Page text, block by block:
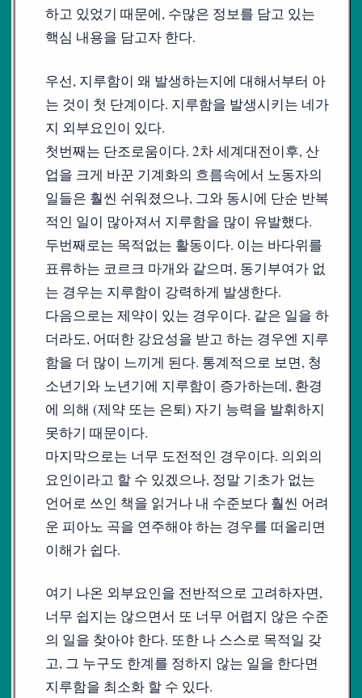
하고 있었기 때문에, 수많은 정보를 담고 있는
핵심 내용을 담고자 한다.
우선, 지루함이 왜 발생하는지에 대해서부터 아
는 것이 첫 단계이다. 지루함을 발생시키는 네가
지 외부요인이 있다.
첫번째는 단조로움이다. 2차 세계대전이후, 산
업을 크게 바꾼 기계화의 흐름속에서 노동자의
일들은 훨씬 쉬워졌으나, 그와 동시에 단순 반복
적인 일이 많아져서 지루함을 많이 유발했다.
두번째로는 목적없는 활동이다. 이는 바다위를
표류하는 코르크 마개와 같으며, 동기부여가 없
는 경우는 지루함이 강력하게 발생한다.
다음으로는 제약이 있는 경우이다. 같은 일을 하
더라도, 어떠한 강요성을 받고 하는 경우엔 지루
함을 더 많이 느끼게 된다. 통계적으로 보면, 청
소년기와 노년기에 지루함이 증가하는데, 환경
에 의해 (제약 또는 은퇴) 자기 능력을 발휘하지
못하기 때문이다.
마지막으로는 너무 도전적인 경우이다. 의외의
요인이라고 할 수 있겠으나, 정말 기초가 없는
언어로 쓰인 책을 읽거나 내 수준보다 훨씬 어려
운 피아노 곡을 연주해야 하는 경우를 떠올리면
이해가 쉽다.
여기 나온 외부요인을 전반적으로 고려하자면,
너무 쉽지는 않으면서 또 너무 어렵지 않은 수준
의 일을 찾아야 한다. 또한 나 스스로 목적일 갖
고, 그 누구도 한계를 정하지 않는 일을 한다면
지루함을 최소화 할 수 있다.